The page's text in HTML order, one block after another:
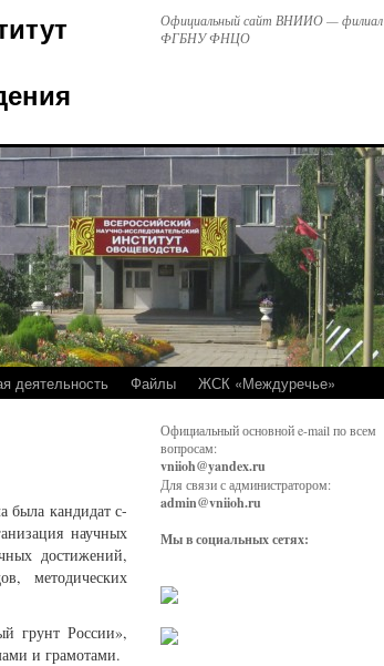
Официальный сайт ВНИИО — филиал
ФГБНУ ФНЦО
деятельность Файлы ЖСК «Междуречье»
была кандидат с-
научных
достижений,
методических
грунт России»,
и грамотами.
Официальный основной e-mail по всем
вопросам:
vniioh@yandex.ru
Для связи с администратором:
admin@vniioh.ru
Мы в социальных сетях: